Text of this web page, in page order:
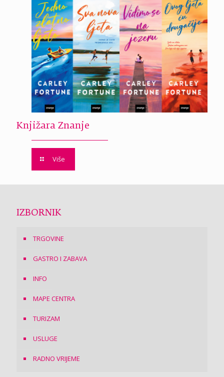
Knjižara Znanje
Više
IZBORNIK
TRGOVINE
GASTRO I ZABAVA
INFO
MAPE CENTRA
TURIZAM
USLUGE
RADNO VRIJEME